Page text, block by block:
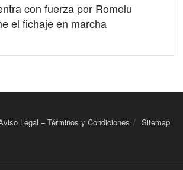
con fuerza por Romelu
el fichaje en marcha
Legal – Términos y Condiciones Sitemap